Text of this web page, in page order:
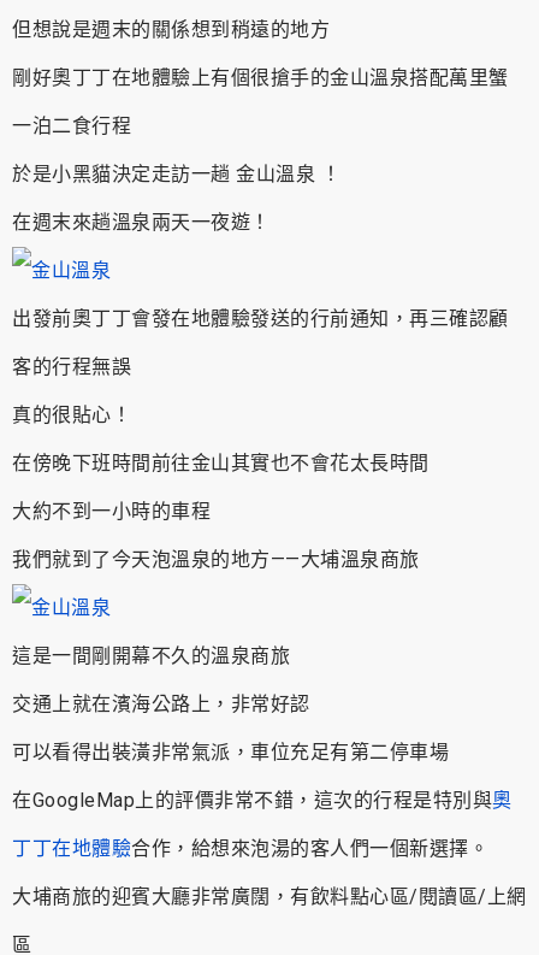
但想說是週末的關係想到稍遠的地方
剛好奧丁丁在地體驗上有個很搶手的金山溫泉搭配萬里蟹
一泊二食行程
於是小黑貓決定走訪一趟 金山溫泉 ！
在週末來趟溫泉兩天一夜遊！
出發前奧丁丁會發在地體驗發送的行前通知，再三確認顧
客的行程無誤
真的很貼心！
在傍晚下班時間前往金山其實也不會花太長時間
大約不到一小時的車程
我們就到了今天泡溫泉的地方——大埔溫泉商旅
這是一間剛開幕不久的溫泉商旅
交通上就在濱海公路上，非常好認
可以看得出裝潢非常氣派，車位充足有第二停車場
在GoogleMap上的評價非常不錯，這次的行程是特別與奧
丁丁在地體驗合作，給想來泡湯的客人們一個新選擇。
大埔商旅的迎賓大廳非常廣闊，有飲料點心區/閱讀區/上網
區